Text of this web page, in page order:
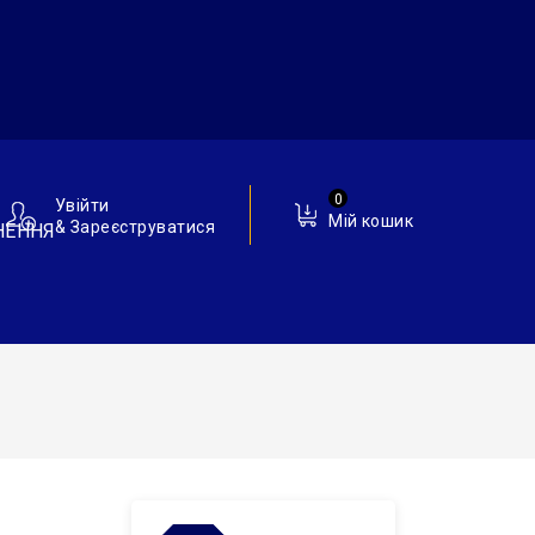
Мій кошик
0
Увійти
& Зареєструватися